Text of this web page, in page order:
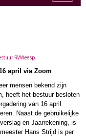
RVWeesp
april via Zoom
mensen bekend zijn
heeft het bestuur besloten
van 16 april
Naast de gebruikelijke
en Jaarrekening, is
Hans Strijd is per